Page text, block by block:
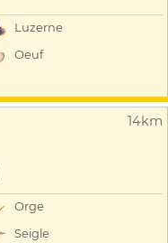
Luzerne
Oeuf
14km
Orge
Seigle